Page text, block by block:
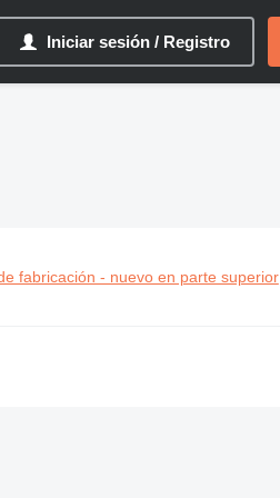
Iniciar sesión / Registro
fabricación - nuevo en parte superior